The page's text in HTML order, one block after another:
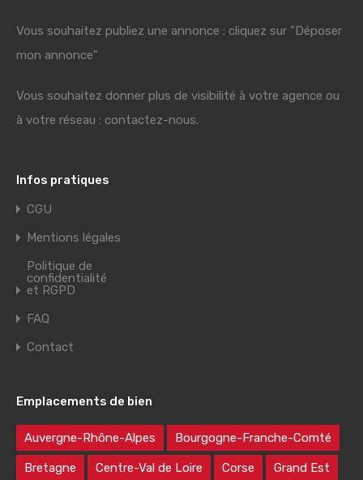
Vous souhaitez publiez une annonce : cliquez sur "Déposer
mon annonce"
Vous souhaitez donner plus de visibilité à votre agence ou
à votre réseau : contactez-nous.
Infos pratiques
CGU
Mentions légales
Politique de
confidentialité
et RGPD
FAQ
Contact
Emplacements de bien
Auvergne-Rhône-Alpes Bourgogne-Franche-Comté
Bretagne Centre-Val de Loire Corse Grand Est